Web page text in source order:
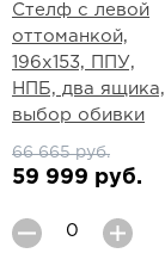
Стелф с левой
оттоманкой,
196х153, ППУ,
НПБ, два ящика,
выбор обивки
66 665 руб.
59 999 руб.